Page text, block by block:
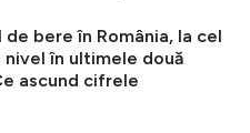
de bere în România, la cel
nivel în ultimele două
ascund cifrele